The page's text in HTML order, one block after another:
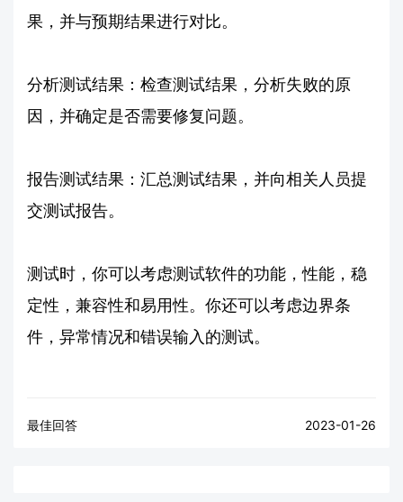
果，并与预期结果进行对比。
分析测试结果：检查测试结果，分析失败的原
因，并确定是否需要修复问题。
报告测试结果：汇总测试结果，并向相关人员提
交测试报告。
测试时，你可以考虑测试软件的功能，性能，稳
定性，兼容性和易用性。你还可以考虑边界条
件，异常情况和错误输入的测试。
最佳回答 2023-01-26